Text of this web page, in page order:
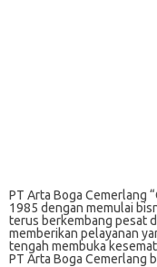
PT Arta Boga Cemerlang
1985 dengan memulai
terus berkembang pesat
memberikan pelayanan
tengah membuka
PT Arta Boga Cemerlang